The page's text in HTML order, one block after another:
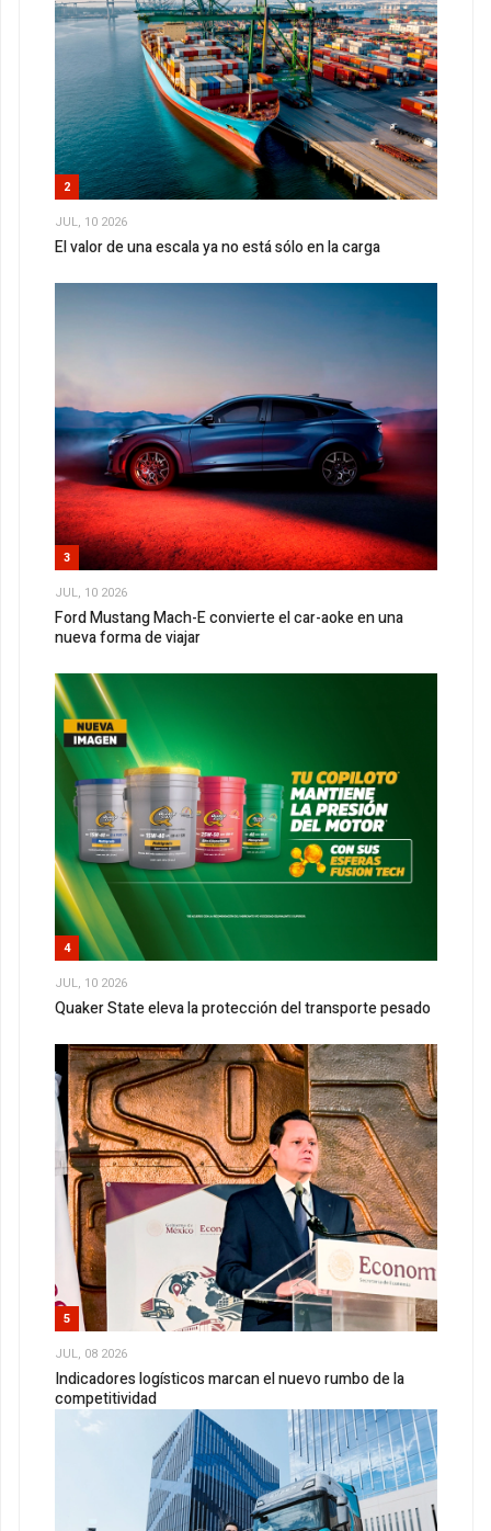
2
JUL, 10 2026
El valor de una escala ya no está sólo en la carga
3
JUL, 10 2026
Ford Mustang Mach-E convierte el car-aoke en una
nueva forma de viajar
4
JUL, 10 2026
Quaker State eleva la protección del transporte pesado
5
JUL, 08 2026
Indicadores logísticos marcan el nuevo rumbo de la
competitividad